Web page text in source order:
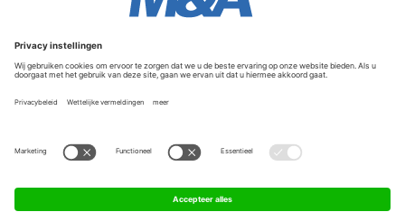
Service & Contact
Contact
FAQ
Werken bij ons
Algemene Voorwaarden